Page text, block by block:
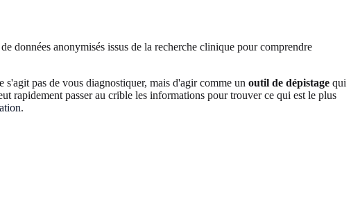
données anonymisés issus de la recherche clinique pour comprendre
pas de vous diagnostiquer, mais d'agir comme un outil de dépistage qui
rapidement passer au crible les informations pour trouver ce qui est le plus
.